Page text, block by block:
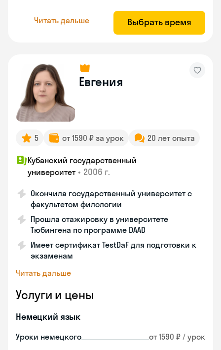
Читать дальше Выбрать время
Евгения
5 от 1590 ₽ за урок 20 лет опыта
Кубанский государственный
университет • 2006 г.
Окончила государственный университет с
факультетом филологии
Прошла стажировку в университете
Тюбингена по программе DAAD
Имеет сертификат TestDaF для подготовки к
экзаменам
Читать дальше
Услуги и цены
Немецкий язык
Уроки немецкого от 1590 ₽ / урок